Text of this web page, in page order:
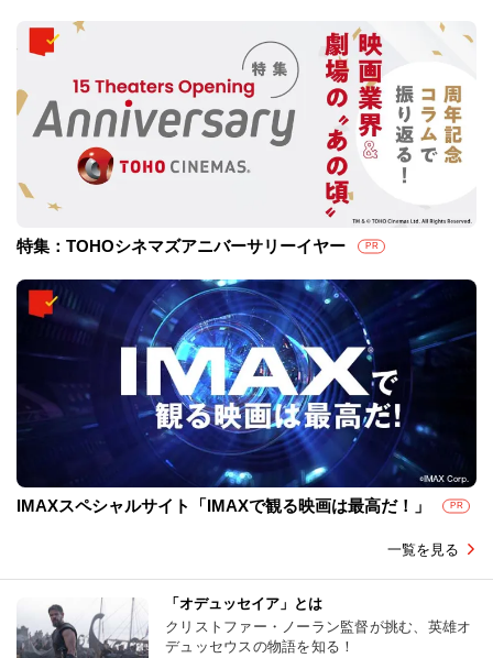
特集：TOHOシネマズアニバーサリーイヤー PR
IMAXスペシャルサイト「IMAXで観る映画は最高だ！」 PR
一覧を見る
「オデュッセイア」とは
クリストファー・ノーラン監督が挑む、英雄オ
デュッセウスの物語を知る！